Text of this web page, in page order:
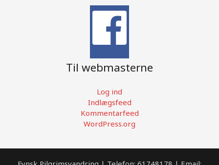
Til webmasterne
Log ind
Indlægsfeed
Kommentarfeed
WordPress.org